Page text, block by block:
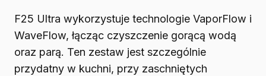
F25 Ultra wykorzystuje technologie VaporFlow i
WaveFlow, łącząc czyszczenie gorącą wodą
oraz parą. Ten zestaw jest szczególnie
przydatny w kuchni, przy zaschniętych